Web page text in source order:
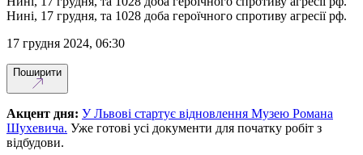
Нині, 17 грудня, та 1028 доба героїчного спротиву агресії рф.
17 грудня 2024, 06:30
Поширити
Акцент дня: У Львові стартує відновлення Музею Романа
Шухевича. Уже готові усі документи для початку робіт з
відбудови.